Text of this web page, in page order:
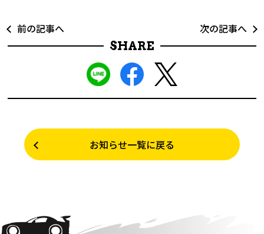
前の記事へ
次の記事へ
SHARE
お知らせ一覧に戻る